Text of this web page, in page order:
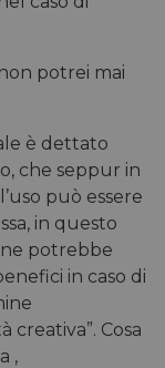
potrei mai
è dettato
che seppur in
può essere
in questo
potrebbe
in caso di
creativa”. Cosa
,